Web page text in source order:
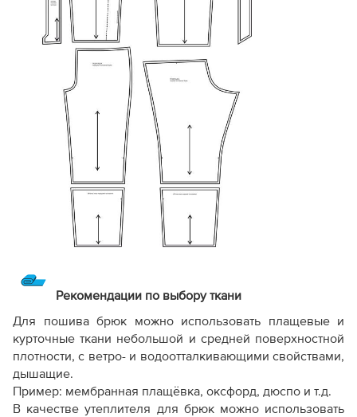
Рекомендации по выбору ткани
Для пошива брюк можно использовать плащевые и
курточные ткани небольшой и средней поверхностной
плотности, с ветро- и водоотталкивающими свойствами,
дышащие.
Пример: мембранная плащёвка, оксфорд, дюспо и т.д.
В качестве утеплителя для брюк можно использовать